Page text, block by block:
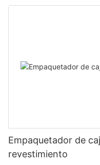
Empaquetador de
revestimiento